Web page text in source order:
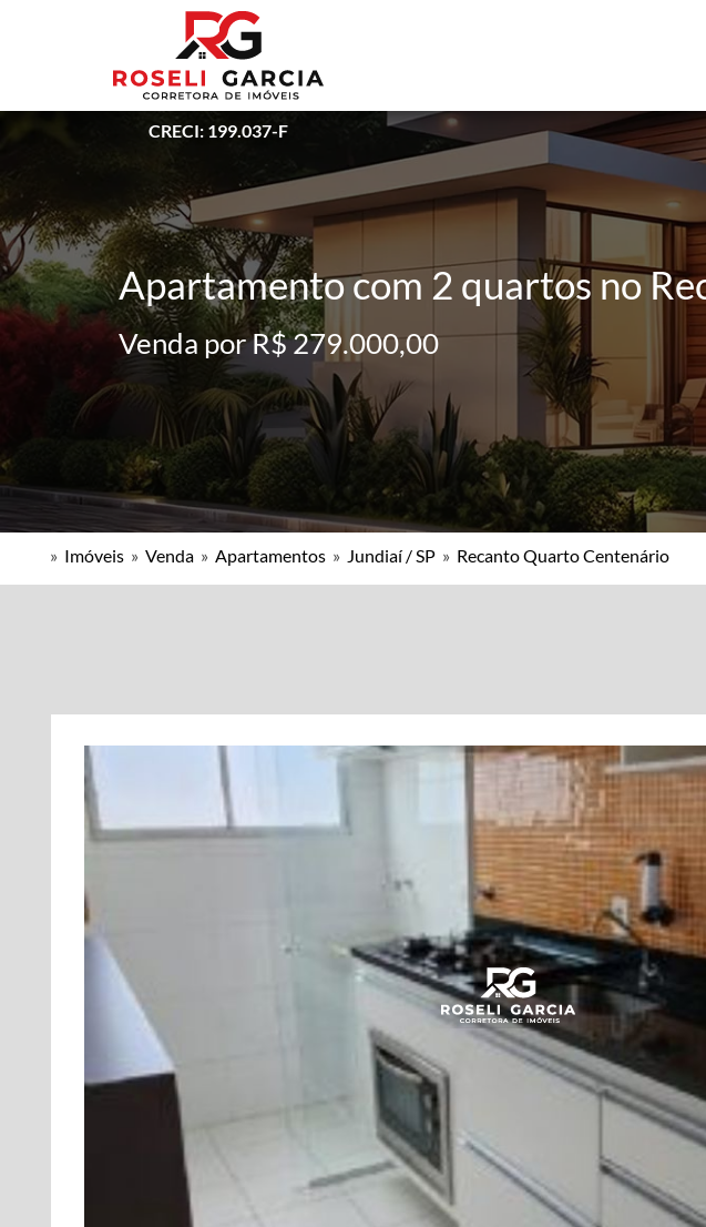
CRECI: 199.037-F
Apartamento com 2 quartos no
Venda por R$ 279.000,00
» Imóveis » Venda » Apartamentos » Jundiaí / SP » Recanto Quarto Centenário